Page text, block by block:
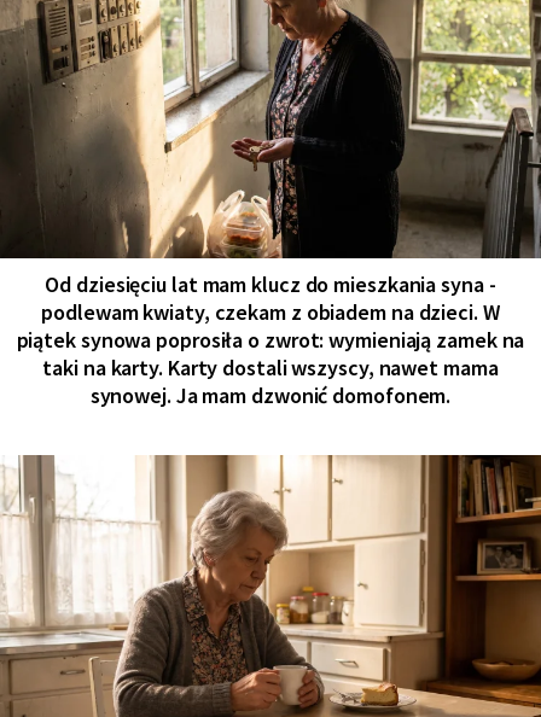
Od dziesięciu lat mam klucz do mieszkania syna -
podlewam kwiaty, czekam z obiadem na dzieci. W
piątek synowa poprosiła o zwrot: wymieniają zamek na
taki na karty. Karty dostali wszyscy, nawet mama
synowej. Ja mam dzwonić domofonem.